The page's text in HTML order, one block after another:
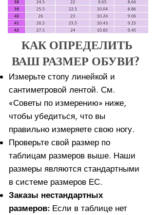
КАК ОПРЕДЕЛИТЬ
ВАШ РАЗМЕР ОБУВИ?
Измерьте стопу линейкой и
сантиметровой лентой. См.
«Советы по измерению» ниже,
чтобы убедиться, что вы
правильно измеряете свою ногу. ​​
Проверьте свой размер по
таблицам размеров выше. Наши
размеры являются стандартными
в системе размеров ЕС.
Заказы нестандартных
размеров: Если в таблице нет